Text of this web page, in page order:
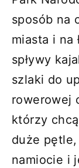
sposób na
miasta i na
spływy
szlaki do
rowerowej
którzy
duże
namiocie i